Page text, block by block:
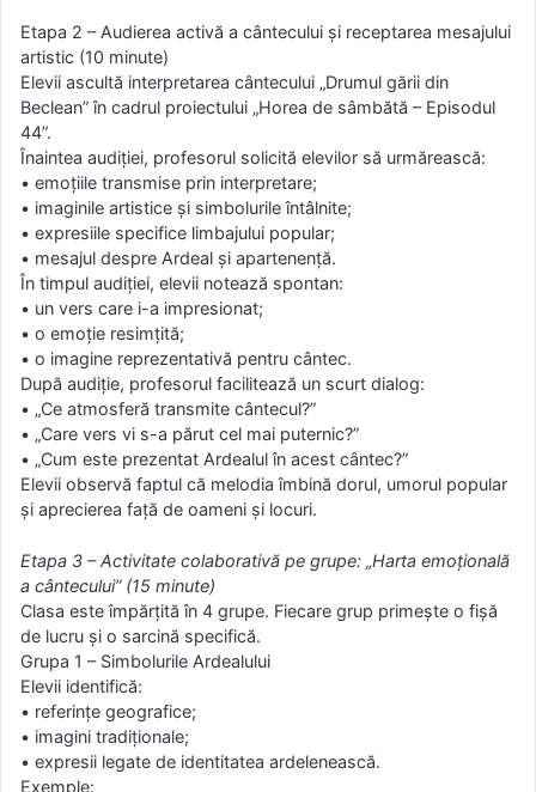
Etapa 2 – Audierea activă a cântecului și receptarea mesajului
artistic (10 minute)
Elevii ascultă interpretarea cântecului „Drumul gării din
Beclean” în cadrul proiectului „Horea de sâmbătă – Episodul
44”.
Înaintea audiției, profesorul solicită elevilor să urmărească:
• emoțiile transmise prin interpretare;
• imaginile artistice și simbolurile întâlnite;
• expresiile specifice limbajului popular;
• mesajul despre Ardeal și apartenență.
În timpul audiției, elevii notează spontan:
• un vers care i-a impresionat;
• o emoție resimțită;
• o imagine reprezentativă pentru cântec.
După audiție, profesorul facilitează un scurt dialog:
• „Ce atmosferă transmite cântecul?”
• „Care vers vi s-a părut cel mai puternic?”
• „Cum este prezentat Ardealul în acest cântec?”
Elevii observă faptul că melodia îmbină dorul, umorul popular
și aprecierea față de oameni și locuri.
Etapa 3 – Activitate colaborativă pe grupe: „Harta emoțională
a cântecului” (15 minute)
Clasa este împărțită în 4 grupe. Fiecare grup primește o fișă
de lucru și o sarcină specifică.
Grupa 1 – Simbolurile Ardealului
Elevii identifică:
• referințe geografice;
• imagini tradiționale;
• expresii legate de identitatea ardelenească.
Exemple: